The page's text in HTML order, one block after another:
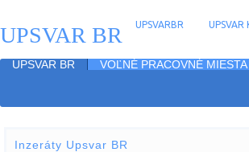
UPSVAR BR UPSVARBR UPSVAR
UPSVAR BR VOĽNÉ PRACOVNÉ MIESTA
Inzeráty Upsvar BR